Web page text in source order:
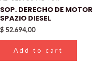
SOP. DERECHO DE MOTOR
SPAZIO DIESEL
$ 52.694,00
Add to cart